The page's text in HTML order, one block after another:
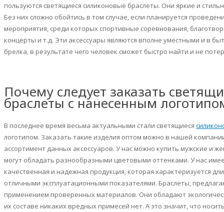
пользуются светящиеся силиконовые браслеты. Они яркие и
Без них сложно обойтись в том случае, если планируется
мероприятия, среди которых спортивные соревнования,
концерты и т.д. Эти аксессуары являются вполне уместными и в
брелка, в результате чего человек сможет быстро найти и не
Почему следует заказать
браслеты с нанесенным
В последнее время весьма актуальными стали светящиеся
логотипом. Заказать такие изделия оптом можно в нашей
ассортимент данных аксессуаров. У нас можно купить мужские и
могут обладать разнообразными цветовыми оттенками. У нас
качественная и надежная продукция, которая характеризуется
отличными эксплуатационными показателями. Браслеты,
применением проверенных материалов. Они обладают
их составе никаких вредных примесей нет. А это значит, что